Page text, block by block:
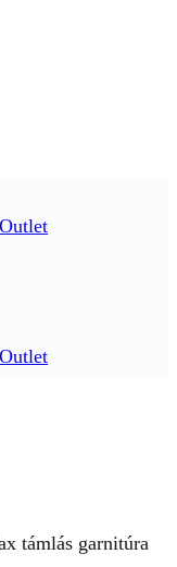
támlás garnitúra